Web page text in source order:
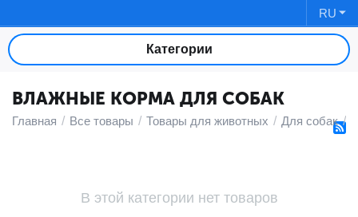
RU
Категории
ВЛАЖНЫЕ КОРМА ДЛЯ СОБАК
Главная / Все товары / Товары для животных / Для собак /
В этой категории нет товаров